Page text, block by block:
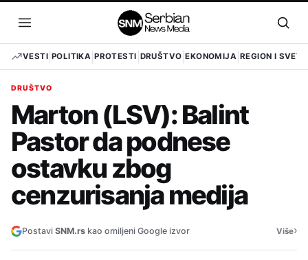
sadržaj
Otvori
meni
VESTI POLITIKA PROTESTI DRUŠTVO EKONOMIJA REGION I SVET
DRUŠTVO
Marton (LSV): Balint
Pastor da podnese
ostavku zbog
cenzurisanja medija
Postavi SNM.rs kao omiljeni Google izvor Više›